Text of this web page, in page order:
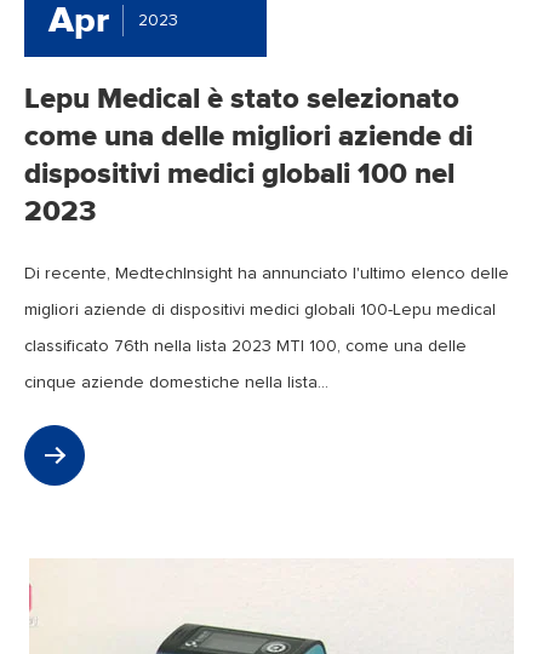
Apr 2023
Lepu Medical è stato selezionato
come una delle migliori aziende di
dispositivi medici globali 100 nel
2023
Di recente, Medtechlnsight ha annunciato l'ultimo elenco delle
migliori aziende di dispositivi medici globali 100-Lepu medical
classificato 76th nella lista 2023 MTI 100, come una delle
cinque aziende domestiche nella lista...